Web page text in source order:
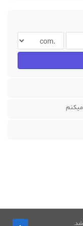
میکنم